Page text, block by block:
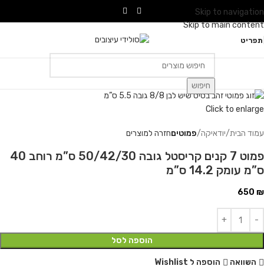
Skip to navigation
Skip to main content
תפריט
חיפוש
Click to enlarge
עמוד הבית יודאיקה פמוטיםחזרה למוצרים
פמוט 7 קנים קריסטל גובה 50/42/30 ס”מ רוחב 40
ס”מ עומק 14.2 ס”מ
650 ₪
הוספה לסל
השוואה
הוספה ל Wishlist